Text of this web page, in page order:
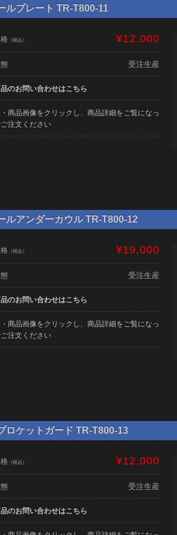
ルプレート TR-T800-11
（税込） ¥12,000
受注生産
のお問い合わせはこちら
商品画像をクリックし、商品詳細をご覧になっ
注文ください
ルアンダーカウル TR-T800-12
（税込） ¥19,000
受注生産
のお問い合わせはこちら
商品画像をクリックし、商品詳細をご覧になっ
注文ください
ロケットガード TR-T800-13
（税込） ¥12,000
受注生産
のお問い合わせはこちら